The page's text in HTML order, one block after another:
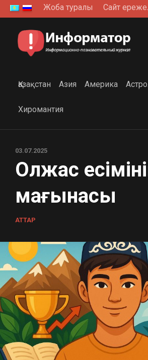
Skip
to
content
Жоба туралы Сайт
Қазақстан Азия Америка
Хиромантия
03.07.2025
Олжас есімінің
мағынасы
АТТАР